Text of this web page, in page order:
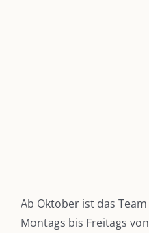
Ab Oktober ist das
Montags bis Freitags